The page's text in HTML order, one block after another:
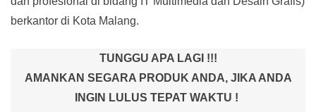
berkantor di Kota Malang.
TUNGGU APA LAGI !!!
AMANKAN SEGARA PRODUK ANDA, JIKA ANDA
INGIN LULUS TEPAT WAKTU !